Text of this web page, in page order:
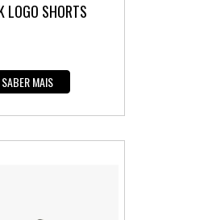
LOGO SHORTS
SABER MAIS